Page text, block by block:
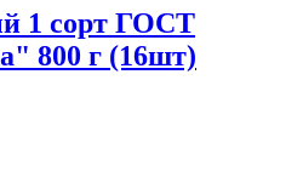
1 сорт ГОСТ
800 г (16шт)